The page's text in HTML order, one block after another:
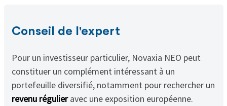
Conseil de l'expert
Pour un investisseur particulier, Novaxia NEO peut
constituer un complément intéressant à un
portefeuille diversifié, notamment pour rechercher un
revenu régulieravec une exposition européenne.